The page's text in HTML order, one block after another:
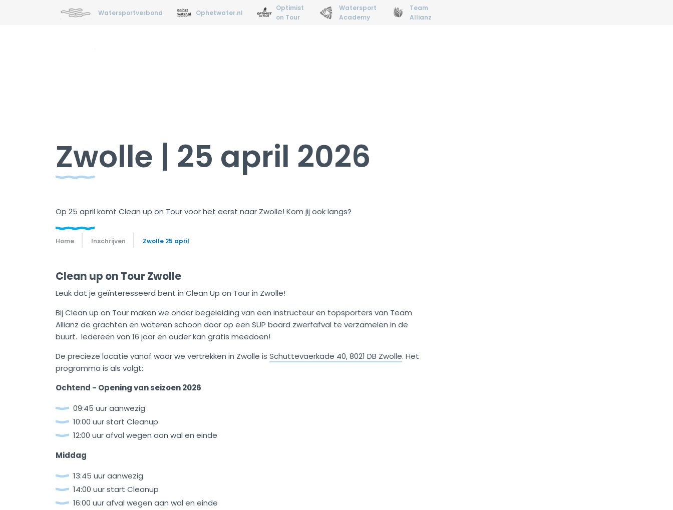
Watersportverbond Ophetwater.nl
Optimist
on Tour
Watersport
Academy
Team
Allianz
Zwolle | 25 april 2026
Op 25 april komt Clean up on Tour voor het eerst naar Zwolle! Kom jij ook langs?
Home Inschrijven Zwolle 25 april
Clean up on Tour Zwolle
Leuk dat je geïnteresseerd bent in Clean Up on Tour in Zwolle!
Bij Clean up on Tour maken we onder begeleiding van een instructeur en topsporters van Team
Allianz de grachten en wateren schoon door op een SUP board zwerfafval te verzamelen in de
buurt. Iedereen van 16 jaar en ouder kan gratis meedoen!
De precieze locatie vanaf waar we vertrekken in Zwolle is Schuttevaerkade 40, 8021 DB Zwolle. Het
programma is als volgt:
Ochtend - Opening van seizoen 2026
09:45 uur aanwezig
10:00 uur start Cleanup
12:00 uur afval wegen aan wal en einde
Middag
13:45 uur aanwezig
14:00 uur start Cleanup
16:00 uur afval wegen aan wal en einde